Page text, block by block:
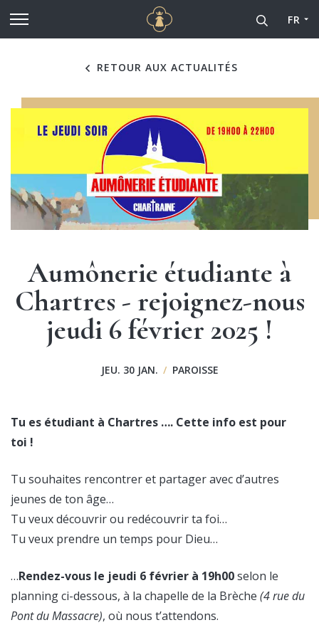
Aller au contenu principal Cathédrale Notre-Dame
FR
RETOUR AUX ACTUALITÉS
Aumônerie étudiante à
Chartres - rejoignez-nous
jeudi 6 février 2025 !
JEU. 30 JAN. / PAROISSE
Tu es étudiant à Chartres …. Cette info est pour
toi !
Tu souhaites rencontrer et partager avec d’autres
jeunes de ton âge…
Tu veux découvrir ou redécouvrir ta foi…
Tu veux prendre un temps pour Dieu…
…Rendez-vous le jeudi 6 février à 19h00selon le
planning ci-dessous, à la chapelle de la Brèche (4 rue du
Pont du Massacre), où nous t’attendons.